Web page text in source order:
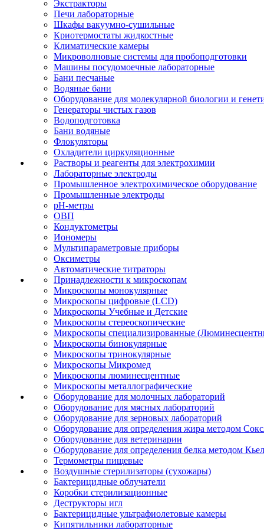
Экстракторы
Печи лабораторные
Шкафы вакуумно-сушильные
Криотермостаты жидкостные
Климатические камеры
Микроволновые системы для пробоподготовки
Машины посудомоечные лабораторные
Бани песчаные
Водяные бани
Оборудование для молекулярной биологии и
Генераторы чистых газов
Водоподготовка
Бани водяные
Флокуляторы
Охладители циркуляционные
Растворы и реагенты для электрохимии
Лабораторные электроды
Промышленное электрохимическое оборудование
Промышленные электроды
pH-метры
ОВП
Кондуктометры
Иономеры
Мультипараметровые приборы
Оксиметры
Автоматические титраторы
Принадлежности к микроскопам
Микроскопы монокулярные
Микроскопы цифровые (LCD)
Микроскопы Учебные и Детские
Микроскопы стереоскопические
Микроскопы специализированные
Микроскопы бинокулярные
Микроскопы тринокулярные
Микроскопы Микромед
Микроскопы люминесцентные
Микроскопы металлографические
Оборудование для молочных лабораторий
Оборудование для мясных лабораторий
Оборудование для зерновых лабораторий
Оборудование для определения жира методом
Оборудование для ветеринарии
Оборудование для определения белка методом
Термометры пищевые
Воздушные стерилизаторы (сухожары)
Бактерицидные облучатели
Коробки стерилизационные
Деструкторы игл
Бактерицидные ультрафиолетовые камеры
Кипятильники лабораторные